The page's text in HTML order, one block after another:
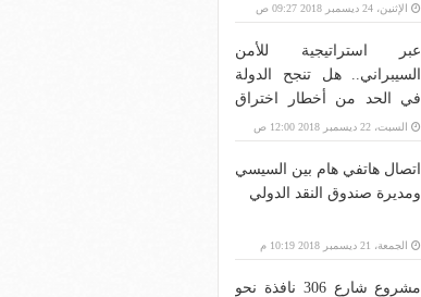
الإثنين، 24 ديسمبر 2018 09:27 ص
عبر استراتيجية للأمن
السيبراني.. هل تنجح الدولة
في الحد من أخطار اختراق
بنية الاتصالات؟
السبت، 22 ديسمبر 2018 12:00 ص
اتصال هاتفي هام بين السيسي
ومديرة صندوق النقد الدولي
الجمعة، 21 ديسمبر 2018 10:19 م
مشروع شارع 306 نافذة نحو